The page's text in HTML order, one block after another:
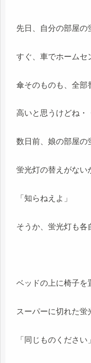
先日、自分の部屋の
すぐ、車でホームセ
傘そのものも、全部
高いと思うけどね・
数日前、娘の部屋の
蛍光灯の替えがない
「知らねえよ」
そうか、蛍光灯も各
ベッドの上に椅子を
スーパーに切れた蛍
「同じものください